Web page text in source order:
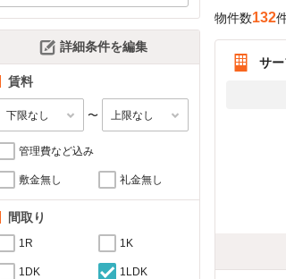
詳細条件を編集
賃料
〜
管理費など込み
敷金無し 礼金無し
間取り
1R 1K
1DK 1LDK
物件数132
サ